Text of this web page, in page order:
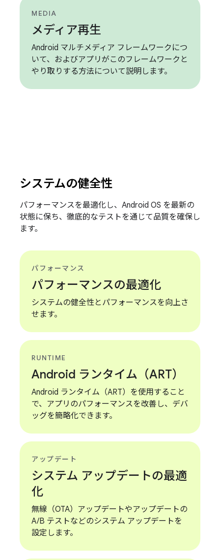
MEDIA
メディア再生
Android マルチメディア フレームワークにつ
いて、およびアプリがこのフレームワークと
やり取りする方法について説明します。
システムの健全性
パフォーマンスを最適化し、Android OS を最新の
状態に保ち、徹底的なテストを通じて品質を確保し
ます。
パフォーマンス
パフォーマンスの最適化
システムの健全性とパフォーマンスを向上さ
せます。
RUNTIME
Android ランタイム（ART）
Android ランタイム（ART）を使用すること
で、アプリのパフォーマンスを改善し、デバ
ッグを簡略化できます。
アップデート
システム アップデートの最適
化
無線（OTA）アップデートやアップデートの
A/B テストなどのシステム アップデートを
設定します。